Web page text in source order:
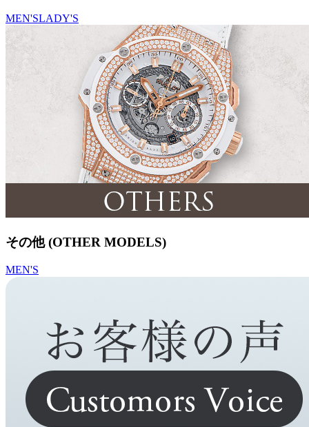
MEN'SLADY'S
その他 (OTHER MODELS)
MEN'S